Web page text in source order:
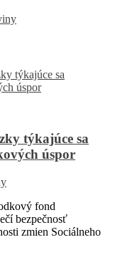
týkajúce sa
úspor
fond
bezpečnosť
zmien Sociálneho